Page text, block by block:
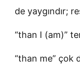
de yaygındır;
“than I (am)”
“than me” çok